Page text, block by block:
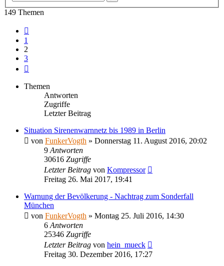
149 Themen
1
2
3
Themen
Antworten
Zugriffe
Letzter Beitrag
Situation Sirenenwarnnetz bis 1989 in Berlin
von FunkerVogth » Donnerstag 11. August 2016, 20:02
9 Antworten
30616 Zugriffe
Letzter Beitrag von Kompressor
Freitag 26. Mai 2017, 19:41
Warnung der Bevölkerung - Nachtrag zum Sonderfall
München
von FunkerVogth » Montag 25. Juli 2016, 14:30
6 Antworten
25346 Zugriffe
Letzter Beitrag von hein_mueck
Freitag 30. Dezember 2016, 17:27